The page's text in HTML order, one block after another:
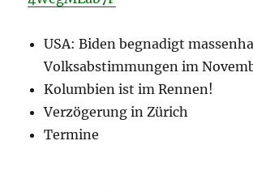
USA: Biden begnadigt
Volksabstimmungen im
Kolumbien ist im Rennen!
Verzögerung in Zürich
Termine